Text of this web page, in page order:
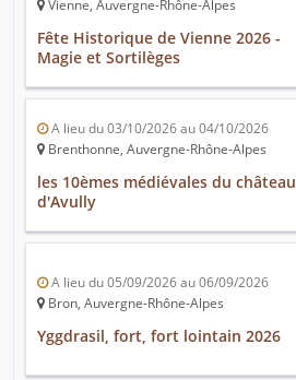
Vienne, Auvergne-Rhône-Alpes
Fête Historique de Vienne 2026 -
Magie et Sortilèges
A lieu du 03/10/2026 au 04/10/2026
Brenthonne, Auvergne-Rhône-Alpes
les 10èmes médiévales du château
d'Avully
A lieu du 05/09/2026 au 06/09/2026
Bron, Auvergne-Rhône-Alpes
Yggdrasil, fort, fort lointain 2026